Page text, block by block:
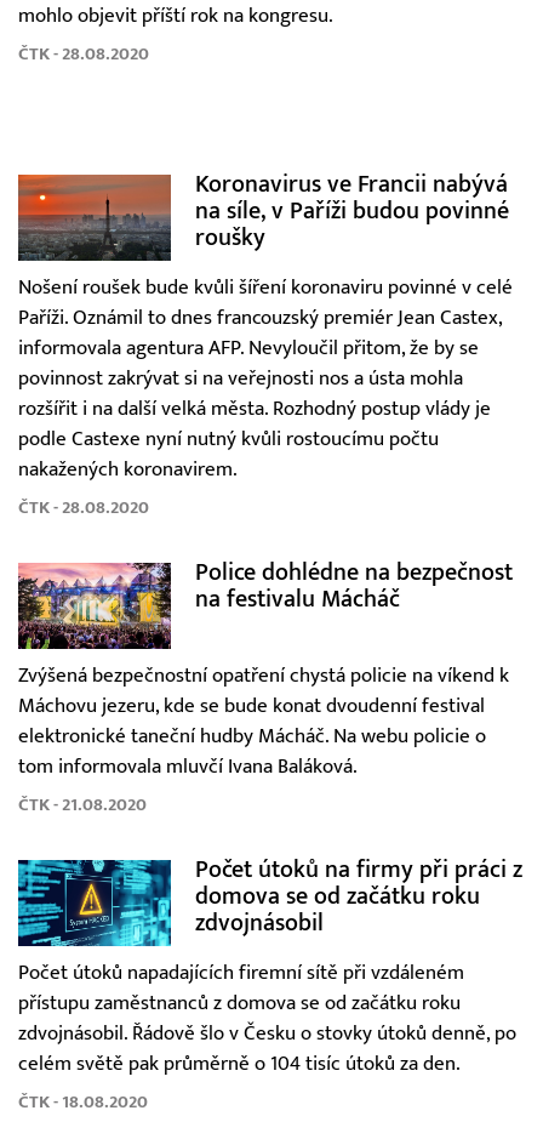
mohlo objevit příští rok na kongresu.
ČTK - 28.08.2020
Koronavirus ve Francii nabývá
na síle, v Paříži budou povinné
roušky
Nošení roušek bude kvůli šíření koronaviru povinné v celé
Paříži. Oznámil to dnes francouzský premiér Jean Castex,
informovala agentura AFP. Nevyloučil přitom, že by se
povinnost zakrývat si na veřejnosti nos a ústa mohla
rozšířit i na další velká města. Rozhodný postup vlády je
podle Castexe nyní nutný kvůli rostoucímu počtu
nakažených koronavirem.
ČTK - 28.08.2020
Police dohlédne na bezpečnost
na festivalu Mácháč
Zvýšená bezpečnostní opatření chystá policie na víkend k
Máchovu jezeru, kde se bude konat dvoudenní festival
elektronické taneční hudby Mácháč. Na webu policie o
tom informovala mluvčí Ivana Baláková.
ČTK - 21.08.2020
Počet útoků na firmy při práci z
domova se od začátku roku
zdvojnásobil
Počet útoků napadajících firemní sítě při vzdáleném
přístupu zaměstnanců z domova se od začátku roku
zdvojnásobil. Řádově šlo v Česku o stovky útoků denně, po
celém světě pak průměrně o 104 tisíc útoků za den.
ČTK - 18.08.2020